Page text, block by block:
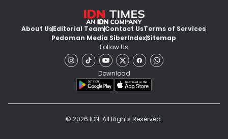
About UsEditorial TeamContact UsTerms of Services
Pedoman Media SiberIndexSitemap
Follow Us
Download
© 2026 IDN. All Rights Reserved.